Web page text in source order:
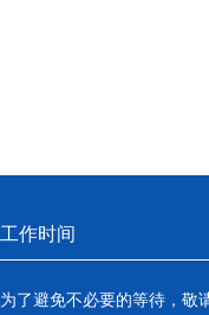
工作时间
为了避免不必要的等待，敬